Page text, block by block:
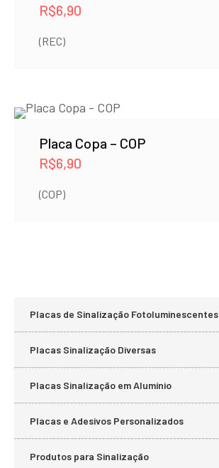
R$6,90
(REC)
Placa Copa – COP
R$6,90
(COP)
Placas de Sinalização Fotoluminescentes
Placas Sinalização Diversas
Placas Sinalização em Alumínio
Placas e Adesivos Personalizados
Produtos para Sinalização